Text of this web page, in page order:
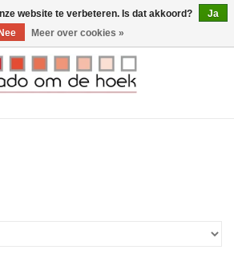
0 Artikelen - €0,00
website te verbeteren. Is dat akkoord?
Ja
Nee
Meer over cookies »